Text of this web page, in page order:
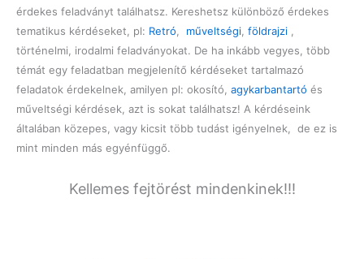
érdekes feladványt találhatsz. Kereshetsz különböző érdekes
tematikus kérdéseket, pl: Retró, műveltségi, földrajzi ,
történelmi, irodalmi feladványokat. De ha inkább vegyes, több
témát egy feladatban megjelenítő kérdéseket tartalmazó
feladatok érdekelnek, amilyen pl: okosító, agykarbantartó és
műveltségi kérdések, azt is sokat találhatsz! A kérdéseink
általában közepes, vagy kicsit több tudást igényelnek, de ez is
mint minden más egyénfüggő.
Kellemes fejtörést mindenkinek!!!